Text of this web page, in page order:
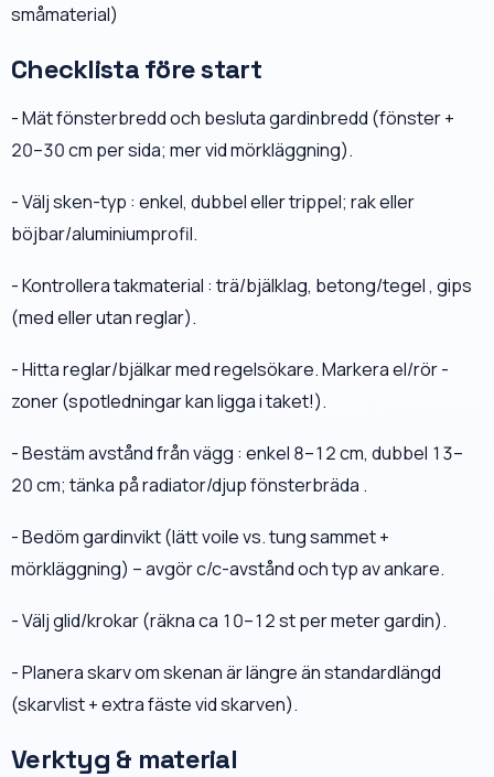
småmaterial)
Checklista före start
- Mät fönsterbredd och besluta gardinbredd (fönster +
20–30 cm per sida; mer vid mörkläggning).
- Välj sken-typ : enkel, dubbel eller trippel; rak eller
böjbar/aluminiumprofil.
- Kontrollera takmaterial : trä/bjälklag, betong/tegel , gips
(med eller utan reglar).
- Hitta reglar/bjälkar med regelsökare. Markera el/rör -
zoner (spotledningar kan ligga i taket!).
- Bestäm avstånd från vägg : enkel 8–12 cm, dubbel 13–
20 cm; tänka på radiator/djup fönsterbräda .
- Bedöm gardinvikt (lätt voile vs. tung sammet +
mörkläggning) – avgör c/c-avstånd och typ av ankare.
- Välj glid/krokar (räkna ca 10–12 st per meter gardin).
- Planera skarv om skenan är längre än standardlängd
(skarvlist + extra fäste vid skarven).
Verktyg & material